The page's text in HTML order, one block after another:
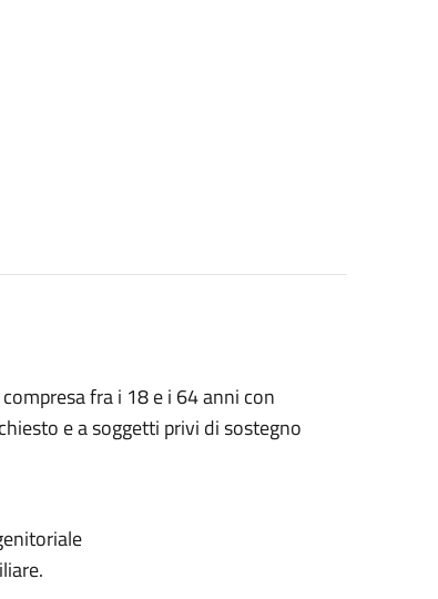
fra i 18 e i 64 anni con
e a soggetti privi di sostegno